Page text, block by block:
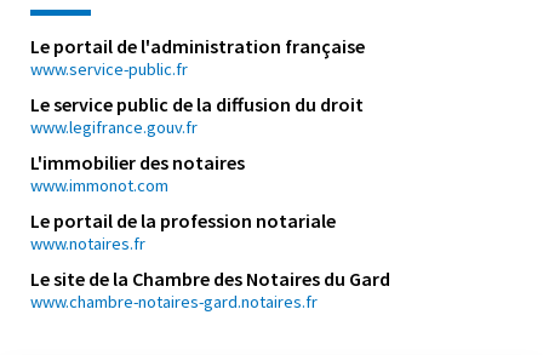
Le portail de l'administration française
www.service-public.fr
Le service public de la diffusion du droit
www.legifrance.gouv.fr
L'immobilier des notaires
www.immonot.com
Le portail de la profession notariale
www.notaires.fr
Le site de la Chambre des Notaires du Gard
www.chambre-notaires-gard.notaires.fr